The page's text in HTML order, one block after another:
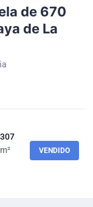
de 670
de La
307
m²
VENDIDO